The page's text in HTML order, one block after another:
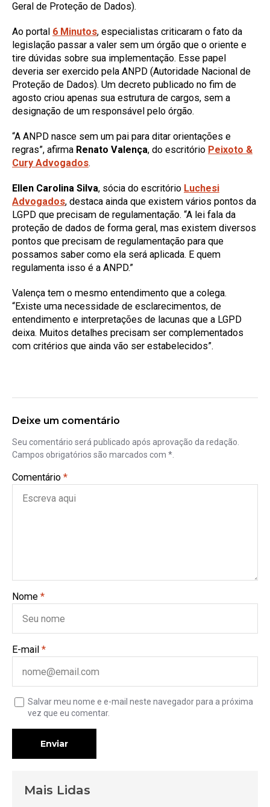
Geral de Proteção de Dados).
Ao portal 6 Minutos, especialistas criticaram o fato da
legislação passar a valer sem um órgão que o oriente e
tire dúvidas sobre sua implementação. Esse papel
deveria ser exercido pela ANPD (Autoridade Nacional de
Proteção de Dados). Um decreto publicado no fim de
agosto criou apenas sua estrutura de cargos, sem a
designação de um responsável pelo órgão.
“A ANPD nasce sem um pai para ditar orientações e
regras”, afirma Renato Valença, do escritório Peixoto &
Cury Advogados.
Ellen Carolina Silva, sócia do escritório Luchesi
Advogados, destaca ainda que existem vários pontos da
LGPD que precisam de regulamentação. “A lei fala da
proteção de dados de forma geral, mas existem diversos
pontos que precisam de regulamentação para que
possamos saber como ela será aplicada. E quem
regulamenta isso é a ANPD.”
Valença tem o mesmo entendimento que a colega.
“Existe uma necessidade de esclarecimentos, de
entendimento e interpretações de lacunas que a LGPD
deixa. Muitos detalhes precisam ser complementados
com critérios que ainda vão ser estabelecidos”.
Deixe um comentário
Seu comentário será publicado após aprovação da redação.
Campos obrigatórios são marcados com *.
Comentário *
Nome *
E-mail *
Salvar meu nome e e-mail neste navegador para a próxima
vez que eu comentar.
Enviar
Mais Lidas